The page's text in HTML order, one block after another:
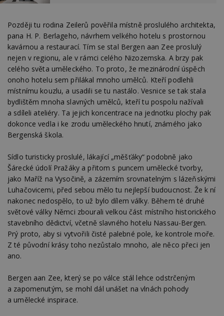
Později tu rodina Zeilerů pověřila místně proslulého architekta,
pana H. P. Berlageho, návrhem velkého hotelu s prostornou
kavárnou a restaurací. Tím se stal Bergen aan Zee proslulý
nejen v regionu, ale v rámci celého Nizozemska. A brzy pak
celého světa uměleckého. To proto, že mezinárodní úspěch
onoho hotelu sem přilákal mnoho umělců. Kteří podlehli
místnímu kouzlu, a usadili se tu nastálo. Vesnice se tak stala
bydlištěm mnoha slavných umělců, kteří tu pospolu nažívali
a sdíleli ateliéry. Ta jejich koncentrace na jednotku plochy pak
dokonce vedla i ke zrodu uměleckého hnutí, známého jako
Bergenská škola.
Sídlo turisticky proslulé, lákající „měšťáky“ podobně jako
Šárecké údolí Pražáky a přitom s puncem umělecké tvorby,
jako Maříž na Vysočině, a zázemím srovnatelným s lázeňskými
Luhačovicemi, před sebou mělo tu nejlepší budoucnost. Že k ní
nakonec nedospělo, to už bylo dílem války. Během té druhé
světové války Němci zbourali velkou část místního historického
stavebního dědictví, včetně slavného hotelu Nassau-Bergen.
Prý proto, aby si vytvořili čisté palebné pole, ke kontrole moře.
Z té původní krásy toho nezůstalo mnoho, ale něco přeci jen
ano.
Bergen aan Zee, který se po válce stál lehce odstrčeným
a zapomenutým, se mohl dál unášet na vlnách pohody
a umělecké inspirace.